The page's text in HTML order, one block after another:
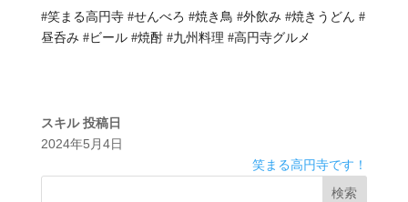
#笑まる高円寺 #せんべろ #焼き鳥 #外飲み #焼きうどん #
昼呑み #ビール #焼酎 #九州料理 #高円寺グルメ
スキル 投稿日
2024年5月4日
笑まる高円寺です！
検索